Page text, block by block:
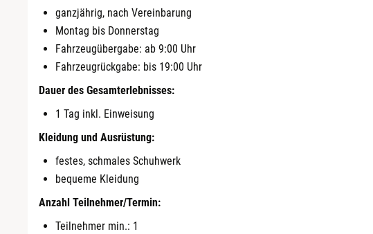
ganzjährig, nach Vereinbarung
Montag bis Donnerstag
Fahrzeugübergabe: ab 9:00 Uhr
Fahrzeugrückgabe: bis 19:00 Uhr
Dauer des Gesamterlebnisses:
1 Tag inkl. Einweisung
Kleidung und Ausrüstung:
festes, schmales Schuhwerk
bequeme Kleidung
Anzahl Teilnehmer/Termin:
Teilnehmer min.: 1